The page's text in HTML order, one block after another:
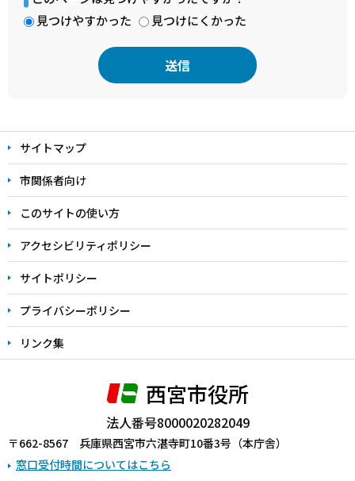
見つけやすかった
見つけにくかった
文
こ
こ
ま
で
サイトマップ
市関係者向け
このサイトの使い方
アクセシビリティポリシー
サイトポリシー
プライバシーポリシー
リンク集
西宮市役所
法人番号8000020282049
〒662-8567 兵庫県西宮市六湛寺町10番3号（本庁舎）
窓口受付時間についてはこちら